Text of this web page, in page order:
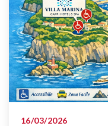
16/03/2026